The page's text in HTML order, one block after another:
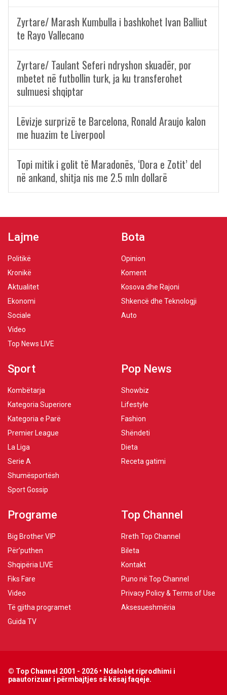
Zyrtare/ Marash Kumbulla i bashkohet Ivan Balliut
te Rayo Vallecano
Zyrtare/ Taulant Seferi ndryshon skuadër, por
mbetet në futbollin turk, ja ku transferohet
sulmuesi shqiptar
Lëvizje surprizë te Barcelona, Ronald Araujo kalon
me huazim te Liverpool
Topi mitik i golit të Maradonës, ‘Dora e Zotit’ del
në ankand, shitja nis me 2.5 mln dollarë
Lajme
Politikë
Kronikë
Aktualitet
Ekonomi
Sociale
Video
Top News LIVE
Bota
Opinion
Koment
Kosova dhe Rajoni
Shkencë dhe Teknologji
Auto
Sport
Kombëtarja
Kategoria Superiore
Kategoria e Parë
Premier League
La Liga
Serie A
Shumësportësh
Sport Gossip
Pop News
Showbiz
Lifestyle
Fashion
Shëndeti
Dieta
Receta gatimi
Programe
Big Brother VIP
Për’puthen
Shqipëria LIVE
Fiks Fare
Video
Të gjitha programet
Guida TV
Top Channel
Rreth Top Channel
Bileta
Kontakt
Puno në Top Channel
Privacy Policy & Terms of Use
Aksesueshmëria
© Top Channel 2001 - 2026 • Ndalohet riprodhimi i
paautorizuar i përmbajtjes së kësaj faqeje.